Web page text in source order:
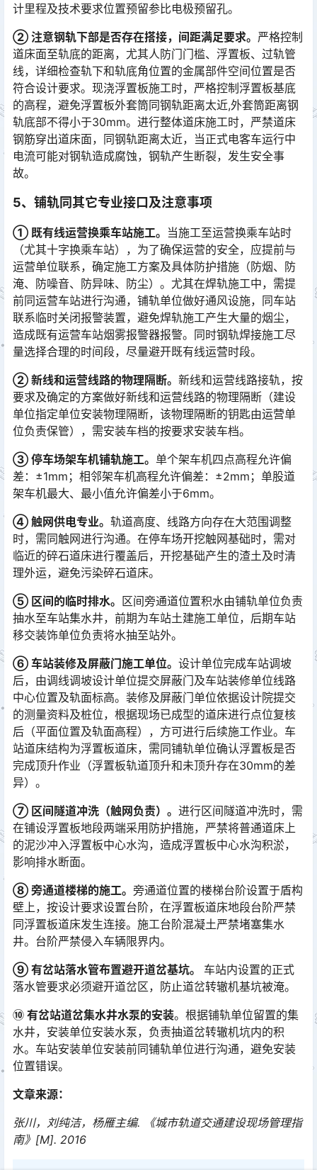
计里程及技术要求位置预留参比电极预留孔。
② 注意钢轨下部是否存在搭接，间距满足要求。 严格控制
道床面至轨底的距离，尤其人防门门槛、浮置板、过轨管
线，详细检查轨下和轨底角位置的金属部件空间位置是否
符合设计要求。现浇浮置板施工时，严格控制浮置板基底
的高程，避免浮置板外套筒同钢轨距离太近,外套筒距离钢
轨底部不得小于30mm。进行整体道床施工时，严禁道床
钢筋穿出道床面，同钢轨距离太近，当正式电客车运行中
电流可能对钢轨造成腐蚀，钢轨产生断裂，发生安全事
故。󠅅󠅃󠄵󠅂󠄪󠇖󠆨󠆨󠇕󠆞󠆒󠅬󠇘󠆭󠆘󠇙󠆝󠅵󠇗󠆭󠆁󠄐󠇗󠅹󠅸󠇖󠆍󠅳󠇖󠅹󠅰󠇖󠆌󠅹
5、铺轨同其它专业接口及注意事项
① 既有线运营换乘车站施工。 当施工至运营换乘车站时
（尤其十字换乘车站），为了确保运营的安全，应提前与
运营单位联系，确定施工方案及具体防护措施（防烟、防
淹、防噪音、防异味、防尘）。尤其在焊轨施工中，需提
前同运营车站进行沟通，铺轨单位做好通风设施，同车站
联系临时关闭报警装置，避免焊轨施工产生大量的烟尘，
造成既有运营车站烟雾报警器报警。同时钢轨焊接施工尽
量选择合理的时间段，尽量避开既有线运营时段。󠅅󠅃󠄵󠅂󠄪󠇖󠆨󠆨󠇕󠆞󠆒󠅬󠇘󠆭󠆘󠇙󠆝󠅵󠇗󠆭󠆁󠄐󠇗󠅹󠅸󠇖󠆍󠅳󠇖󠅹󠅰󠇖󠆌󠅹
② 新线和运营线路的物理隔断。 新线和运营线路接轨，按
要求及确定的方案做好新线和运营线路的物理隔断（建设
单位指定单位安装物理隔断，该物理隔断的钥匙由运营单
位负责保管），需安装车档的按要求安装车档。󠅅󠅃󠄵󠅂󠄪󠇖󠆨󠆨󠇕󠆞󠆒󠅬󠇘󠆭󠆘󠇙󠆝󠅵󠇗󠆭󠆁󠄐󠇗󠅹󠅸󠇖󠆍󠅳󠇖󠅹󠅰󠇖󠆌󠅹
③ 停车场架车机铺轨施工。 单个架车机四点高程允许偏
差：±1mm；相邻架车机高程允许偏差：±2mm；单股道
架车机最大、最小值允许偏差小于6mm。
④ 触网供电专业。 轨道高度、线路方向存在大范围调整
时，需同触网进行沟通。在停车场开挖触网基础时，需对
临近的碎石道床进行覆盖后，开挖基础产生的渣土及时清
理外运，避免污染碎石道床。
⑤ 区间的临时排水。 区间旁通道位置积水由铺轨单位负责
抽水至车站集水井，前期为车站土建施工单位，后期车站
移交装饰单位负责将水抽至站外。
⑥ 车站装修及屏蔽门施工单位。 设计单位完成车站调坡
后，由调线调坡设计单位提交屏蔽门及车站装修单位线路
中心位置及轨面标高。装修及屏蔽门单位依据设计院提交
的测量资料及桩位，根据现场已成型的道床进行点位复核
后（平面位置及轨面高程），方可进行后续施工作业。车
站道床结构为浮置板道床，需同铺轨单位确认浮置板是否
完成顶升作业（浮置板轨道顶升和未顶升存在30mm的差
异）。󠅅󠅃󠄵󠅂󠄪󠇖󠆨󠆨󠇕󠆞󠆒󠅬󠇘󠆭󠆘󠇙󠆝󠅵󠇗󠆭󠆁󠄐󠇗󠅹󠅸󠇖󠆍󠅳󠇖󠅹󠅰󠇖󠆌󠅹
⑦ 区间隧道冲洗（触网负责）。 进行区间隧道冲洗时，需
在铺设浮置板地段两端采用防护措施，严禁将普通道床上
的泥沙冲入浮置板中心水沟，造成浮置板中心水沟积淤，
影响排水断面。
⑧ 旁通道楼梯的施工。 旁通道位置的楼梯台阶设置于盾构
壁上，按设计要求设置台阶，在浮置板道床地段台阶严禁
同浮置板道床发生连接。施工台阶混凝土严禁堵塞集水
井。台阶严禁侵入车辆限界内。
⑨ 有岔站落水管布置避开道岔基坑。 车站内设置的正式
落水管要求必须避开道岔区，防止道岔转辙机基坑被淹。
⑩ 有岔站道岔集水井水泵的安装。根据铺轨单位留置的集
水井，安装单位安装水泵，负责抽道岔转辙机坑内的积
水。车站安装单位安装前同铺轨单位进行沟通，避免安装
位置错误。
文章来源：
张川，刘纯洁，杨雁主编. 《城市轨道交通建设现场管理指
南》[M]. 2016